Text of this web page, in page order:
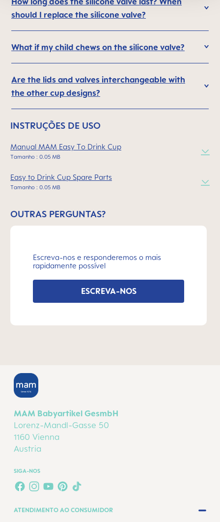
should I replace the silicone valve?
What if my child chews on the silicone valve?
Are the lids and valves interchangeable with
the other cup designs?
INSTRUÇÕES DE USO
Manual MAM Easy To Drink Cup
Tamanho : 0.05 MB
Easy to Drink Cup Spare Parts
Tamanho : 0.05 MB
OUTRAS PERGUNTAS?
Escreva-nos e responderemos o mais
rapidamente possível
ESCREVA-NOS
MAM Babyartikel GesmbH
Lorenz-Mandl-Gasse 50
1160 Vienna
Austria
SIGA-NOS
FACEBOOK
INSTAGRAM
YOUTUBE
PINTEREST
TIKTOK
ATENDIMENTO AO CONSUMIDOR